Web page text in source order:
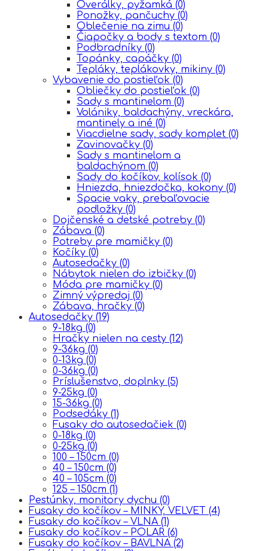
Overálky, pyžamká (0)
Ponožky, pančuchy (0)
Oblečenie na zimu (0)
Čiapočky a body s textom (0)
Podbradníky (0)
Topánky, capáčky (0)
Tepláky, teplákovky, mikiny (0)
Vybavenie do postieľok (0)
Obliečky do postieľok (0)
Sady s mantinelom (0)
Volániky, baldachýny, vreckára,
mantinely a iné (0)
Viacdielne sady, sady komplet (0)
Zavinovačky (0)
Sady s mantinelom a
baldachýnom (0)
Sady do kočíkov, kolísok (0)
Hniezda, hniezdočka, kokony (0)
Spacie vaky, prebaľovacie
podložky (0)
Dojčenské a detské potreby (0)
Zábava (0)
Potreby pre mamičky (0)
Kočíky (0)
Autosedačky (0)
Nábytok nielen do izbičky (0)
Móda pre mamičky (0)
Zimný výpredaj (0)
Zábava, hračky (0)
Autosedačky (19)
9-18kg (0)
Hračky nielen na cesty (12)
9-36kg (0)
0-13kg (0)
0-36kg (0)
Príslušenstvo, doplnky (5)
9-25kg (0)
15-36kg (0)
Podsedáky (1)
Fusaky do autosedačiek (0)
0-18kg (0)
0-25kg (0)
100 – 150cm (0)
40 – 150cm (0)
40 – 105cm (0)
125 – 150cm (1)
Pestúnky, monitory dychu (0)
Fusaky do kočíkov – MINKY, VELVET (4)
Fusaky do kočíkov – VLNA (1)
Fusaky do kočíkov – POLAR (6)
Fusaky do kočíkov – BAVLNA (2)